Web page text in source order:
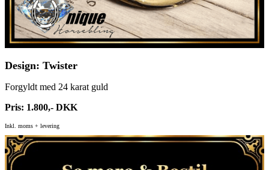
Design: Twister
Forgyldt med 24 karat guld
Pris: 1.800,- DKK
Inkl. moms + levering